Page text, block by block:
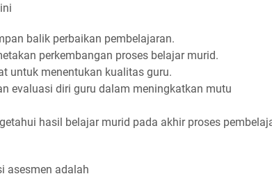
balik perbaikan pembelajaran.
perkembangan proses belajar murid.
untuk menentukan kualitas guru.
evaluasi diri guru dalam meningkatkan mutu
hasil belajar murid pada akhir proses
asesmen adalah